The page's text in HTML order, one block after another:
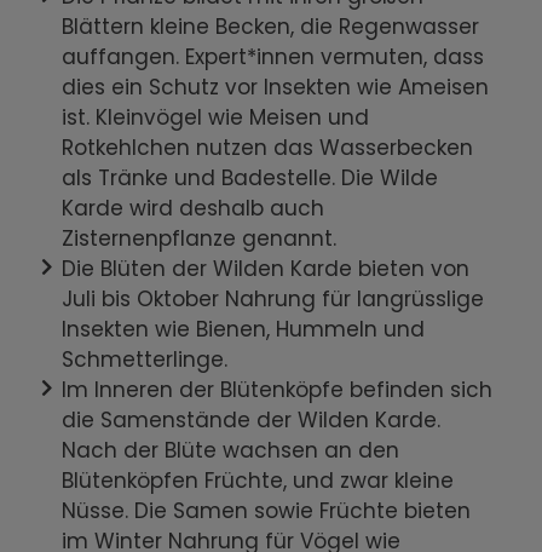
Blättern kleine Becken, die Regenwasser
auffangen. Expert*innen vermuten, dass
dies ein Schutz vor Insekten wie Ameisen
ist. Kleinvögel wie Meisen und
Rotkehlchen nutzen das Wasserbecken
als Tränke und Badestelle. Die Wilde
Karde wird deshalb auch
Zisternenpflanze genannt.
Die Blüten der Wilden Karde bieten von
Juli bis Oktober Nahrung für langrüsslige
Insekten wie Bienen, Hummeln und
Schmetterlinge.
Im Inneren der Blütenköpfe befinden sich
die Samenstände der Wilden Karde.
Nach der Blüte wachsen an den
Blütenköpfen Früchte, und zwar kleine
Nüsse. Die Samen sowie Früchte bieten
im Winter Nahrung für Vögel wie